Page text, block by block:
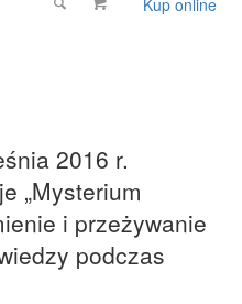
Kup online
2016 r.
„Mysterium
i przeżywanie
podczas